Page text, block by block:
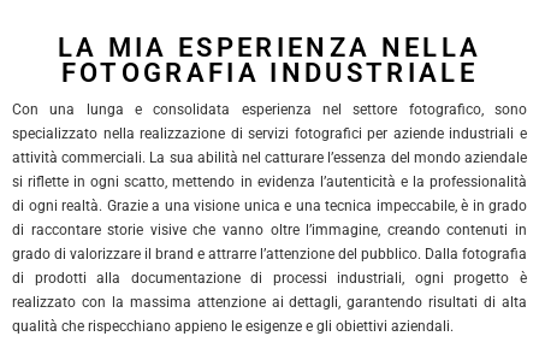
LA MIA ESPERIENZA NELLA
FOTOGRAFIA INDUSTRIALE
Con una lunga e consolidata esperienza nel settore fotografico, sono
specializzato nella realizzazione di servizi fotografici per aziende industriali e
attività commerciali. La sua abilità nel catturare l’essenza del mondo aziendale
si riflette in ogni scatto, mettendo in evidenza l’autenticità e la professionalità
di ogni realtà. Grazie a una visione unica e una tecnica impeccabile, è in grado
di raccontare storie visive che vanno oltre l’immagine, creando contenuti in
grado di valorizzare il brand e attrarre l’attenzione del pubblico. Dalla fotografia
di prodotti alla documentazione di processi industriali, ogni progetto è
realizzato con la massima attenzione ai dettagli, garantendo risultati di alta
qualità che rispecchiano appieno le esigenze e gli obiettivi aziendali.